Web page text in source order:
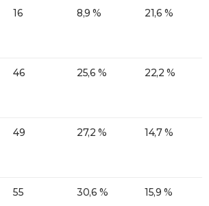
16 8,9 % 21,6 %
46 25,6 % 22,2 %
49 27,2 % 14,7 %
55 30,6 % 15,9 %